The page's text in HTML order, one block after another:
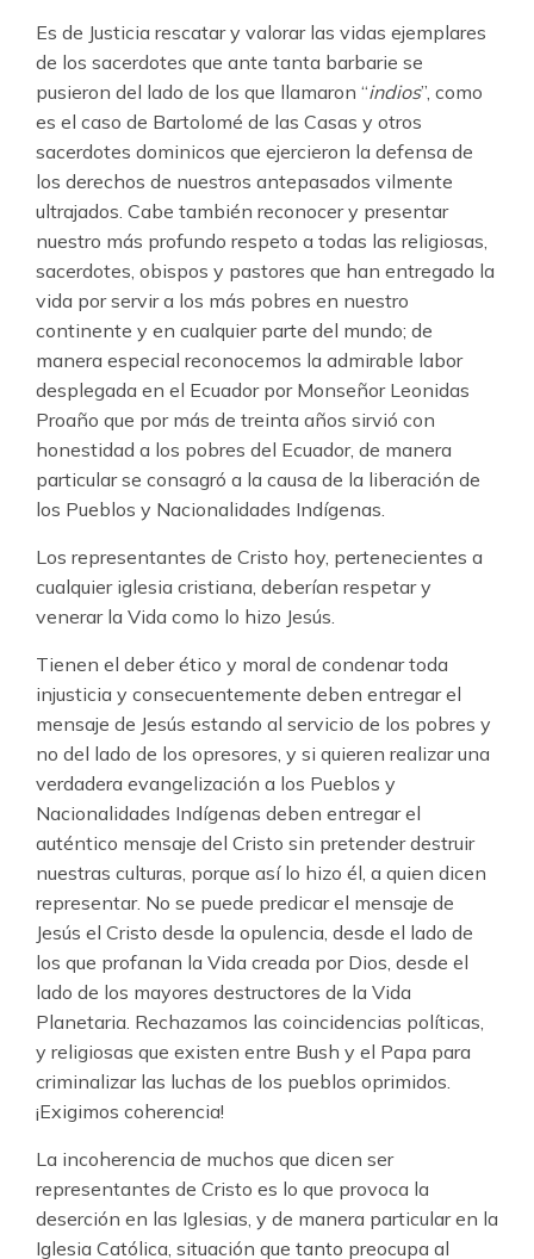
Es de Justicia rescatar y valorar las vidas ejemplares
de los sacerdotes que ante tanta barbarie se
pusieron del lado de los que llamaron “indios”, como
es el caso de Bartolomé de las Casas y otros
sacerdotes dominicos que ejercieron la defensa de
los derechos de nuestros antepasados vilmente
ultrajados. Cabe también reconocer y presentar
nuestro más profundo respeto a todas las religiosas,
sacerdotes, obispos y pastores que han entregado la
vida por servir a los más pobres en nuestro
continente y en cualquier parte del mundo; de
manera especial reconocemos la admirable labor
desplegada en el Ecuador por Monseñor Leonidas
Proaño que por más de treinta años sirvió con
honestidad a los pobres del Ecuador, de manera
particular se consagró a la causa de la liberación de
los Pueblos y Nacionalidades Indígenas.
Los representantes de Cristo hoy, pertenecientes a
cualquier iglesia cristiana, deberían respetar y
venerar la Vida como lo hizo Jesús.
Tienen el deber ético y moral de condenar toda
injusticia y consecuentemente deben entregar el
mensaje de Jesús estando al servicio de los pobres y
no del lado de los opresores, y si quieren realizar una
verdadera evangelización a los Pueblos y
Nacionalidades Indígenas deben entregar el
auténtico mensaje del Cristo sin pretender destruir
nuestras culturas, porque así lo hizo él, a quien dicen
representar. No se puede predicar el mensaje de
Jesús el Cristo desde la opulencia, desde el lado de
los que profanan la Vida creada por Dios, desde el
lado de los mayores destructores de la Vida
Planetaria. Rechazamos las coincidencias políticas,
y religiosas que existen entre Bush y el Papa para
criminalizar las luchas de los pueblos oprimidos.
¡Exigimos coherencia!
La incoherencia de muchos que dicen ser
representantes de Cristo es lo que provoca la
deserción en las Iglesias, y de manera particular en la
Iglesia Católica, situación que tanto preocupa al